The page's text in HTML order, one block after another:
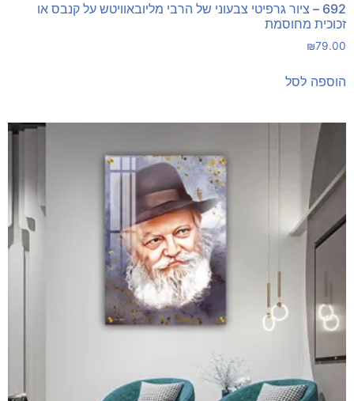
692 – ציור גרפיטי צבעוני של הרבי מליובאוויטש על קנבס או
זכוכית מחוסמת
₪79.00
הוספה לסל